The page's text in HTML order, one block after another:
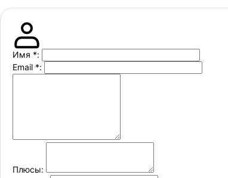
Имя *:
Email *:
Плюсы: